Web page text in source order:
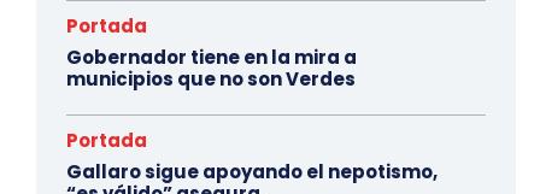
Portada
Gobernador tiene en la mira a
municipios que no son Verdes
Portada
Gallaro sigue apoyando el nepotismo,